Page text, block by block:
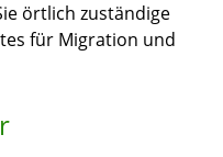
örtlich zuständige
für Migration und